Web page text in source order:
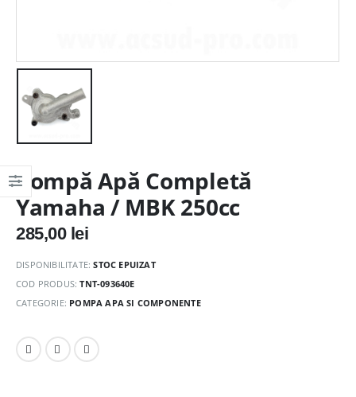
Pompă Apă Completă
Yamaha / MBK 250cc
285,00 lei
DISPONIBILITATE:STOC EPUIZAT
COD PRODUS:TNT-093640E
CATEGORIE: POMPA APA SI COMPONENTE